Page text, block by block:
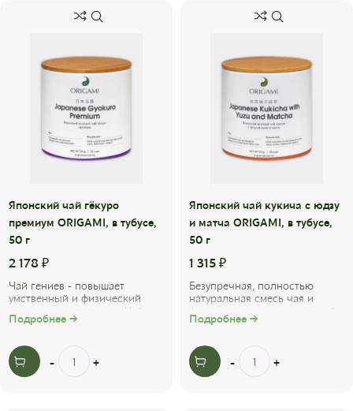
Японский чай гёкуро
премиум ORIGAMI, в тубусе,
50 г
2 178 ₽
Чай гениев - повышает
умственный и физический
тонус, снимает стресс. Чай
гёкуро в переводе с
Подробнее →
Японский чай кукича с юдзу
и матча ORIGAMI, в тубусе,
50 г
1 315 ₽
Безупречная, полностью
натуральная смесь чая и
фруктов, сочетающая мягкий
вкус церемониального сорта
Подробнее →